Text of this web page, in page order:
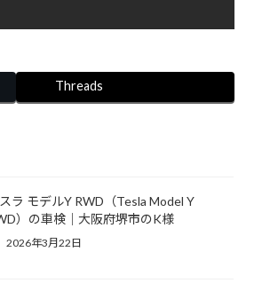
Threads
ラ モデルY RWD（Tesla Model Y
）の車検｜大阪府堺市のK様
2026年3月22日